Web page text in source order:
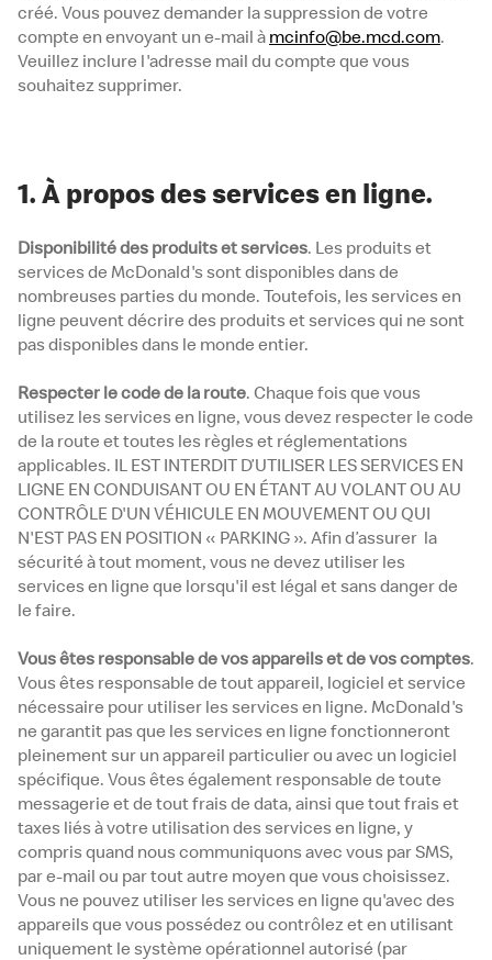
créé. Vous pouvez demander la suppression de votre
compte en envoyant un e-mail à mcinfo@be.mcd.com.
Veuillez inclure l'adresse mail du compte que vous
souhaitez supprimer.
1. À propos des services en ligne.
Disponibilité des produits et services. Les produits et
services de McDonald's sont disponibles dans de
nombreuses parties du monde. Toutefois, les services en
ligne peuvent décrire des produits et services qui ne sont
pas disponibles dans le monde entier.
Respecter le code de la route. Chaque fois que vous
utilisez les services en ligne, vous devez respecter le code
de la route et toutes les règles et réglementations
applicables. IL EST INTERDIT D’UTILISER LES SERVICES EN
LIGNE EN CONDUISANT OU EN ÉTANT AU VOLANT OU AU
CONTRÔLE D'UN VÉHICULE EN MOUVEMENT OU QUI
N'EST PAS EN POSITION « PARKING ». Afin d’assurer la
sécurité à tout moment, vous ne devez utiliser les
services en ligne que lorsqu'il est légal et sans danger de
le faire.
Vous êtes responsable de vos appareils et de vos comptes.
Vous êtes responsable de tout appareil, logiciel et service
nécessaire pour utiliser les services en ligne. McDonald's
ne garantit pas que les services en ligne fonctionneront
pleinement sur un appareil particulier ou avec un logiciel
spécifique. Vous êtes également responsable de toute
messagerie et de tout frais de data, ainsi que tout frais et
taxes liés à votre utilisation des services en ligne, y
compris quand nous communiquons avec vous par SMS,
par e-mail ou par tout autre moyen que vous choisissez.
Vous ne pouvez utiliser les services en ligne qu'avec des
appareils que vous possédez ou contrôlez et en utilisant
uniquement le système opérationnel autorisé (par